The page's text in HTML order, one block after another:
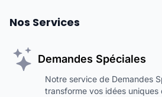
Nos Services
Demandes Spéciales
Notre service de Demandes
transforme vos idées uniques